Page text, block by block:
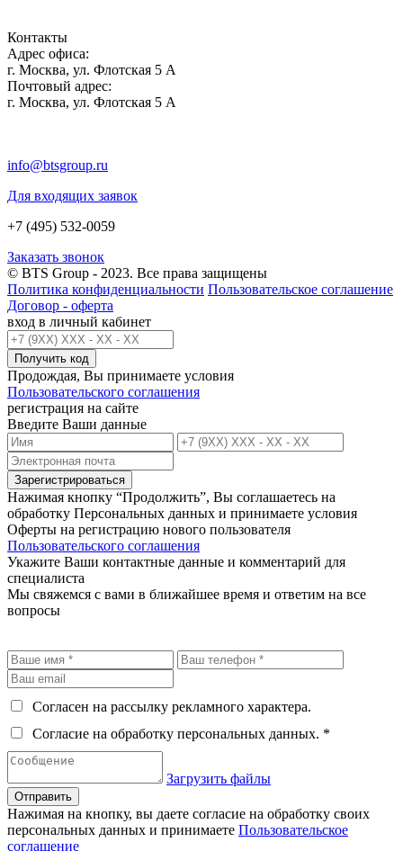
Контакты
Адрес офиса:
г. Москва, ул. Флотская 5 А
Почтовый адрес:
г. Москва, ул. Флотская 5 А
info@btsgroup.ru
Для входящих заявок
+7 (495) 532-0059
Заказать звонок
© BTS Group - 2023. Все права защищены
Политика конфиденциальности Пользовательское соглашение
Договор - оферта
вход в личный кабинет
Получить код
Продождая, Вы принимаете условия
Пользовательского соглашения
регистрация на сайте
Введите Ваши данные
Зарегистрироваться
Нажимая кнопку “Продолжить”, Вы соглашаетесь на
обработку Персональных данных и принимаете условия
Оферты на регистрацию нового пользователя
Пользовательского соглашения
Укажите Ваши контактные данные и комментарий для
специалиста
Мы свяжемся с вами в ближайшее время и ответим на все
вопросы
Согласен на рассылку рекламного характера.
Согласие на обработку персональных данных. *
Загрузить файлы
Отправить
Нажимая на кнопку, вы даете согласие на обработку своих
персональных данных и принимаете Пользовательское
соглашение